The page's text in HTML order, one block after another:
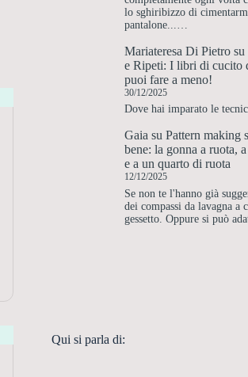
lo sghiribizzo di
pantalone...…
Mariateresa Di Pietro su
e Ripeti: I libri di cucito
puoi fare a meno!
30/12/2025
Dove hai imparato le
Gaia suPattern making
bene: la gonna a ruota,
e a un quarto di ruota
12/12/2025
Se non te l'hanno già
dei compassi da lavagna a
gessetto. Oppure si può
Qui si parla di: